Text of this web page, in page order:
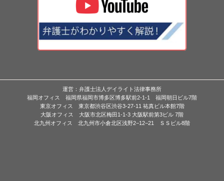
運営：弁護士法人デイライト法律事務所
福岡オフィス 福岡県福岡市博多区博多駅前2-1-1 福岡朝日ビル7階
東京オフィス 東京都渋谷区渋谷3-27-11 祐真ビル本館7階
大阪オフィス 大阪市北区梅田1-1-3 大阪駅前第3ビル 7階
北九州オフィス 北九州市小倉北区浅野2−12−21 ＳＳビル8階